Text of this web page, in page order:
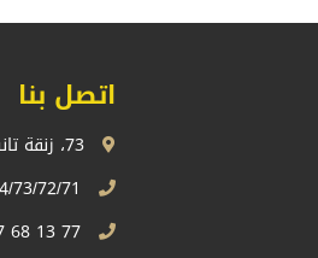
اتصل بنا